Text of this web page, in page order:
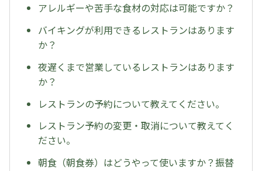
アレルギーや苦手な食材の対応は可能ですか？
バイキングが利用できるレストランはあります
か？
夜遅くまで営業しているレストランはあります
か？
レストランの予約について教えてください。
レストラン予約の変更・取消について教えてく
ださい。
朝食（朝食券）はどうやって使いますか？振替